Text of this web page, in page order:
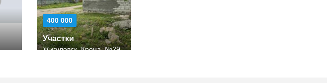
400 000
Участки
Жигулевск, Крона, №29